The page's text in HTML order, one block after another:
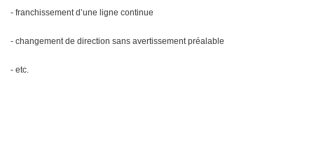
- franchissement d’une ligne continue
- changement de direction sans avertissement préalable
- etc.